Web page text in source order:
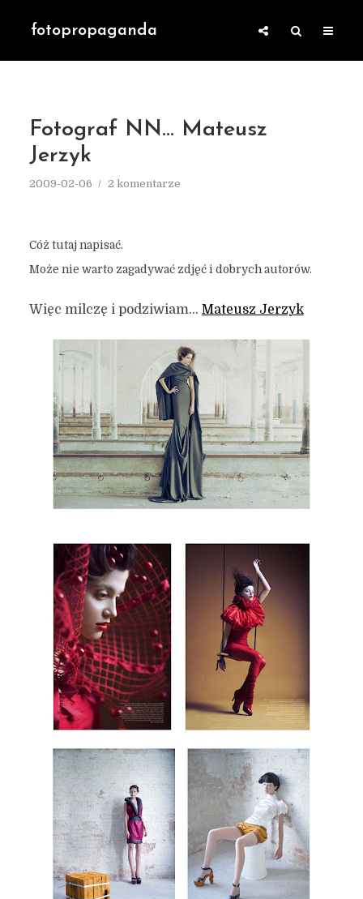
fotopropaganda
Fotograf NN… Mateusz
Jerzyk
2009-02-06 2 komentarze
Cóż tutaj napisać.
Może nie warto zagadywać zdjęć i dobrych autorów.
Więc milczę i podziwiam… Mateusz Jerzyk